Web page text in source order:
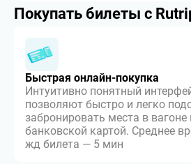
Покупать билеты с
Быстрая онлайн-покупка
Интуитивно понятный
позволяют быстро и легко
забронировать места в вагоне
банковской картой. Среднее
жд билета — 5 мин